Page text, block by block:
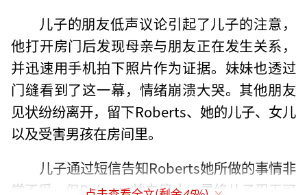
儿子的朋友低声议论引起了儿子的注意，
他打开房门后发现母亲与朋友正在发生关系，
并迅速用手机拍下照片作为证据。妹妹也透过
门缝看到了这一幕，情绪崩溃大哭。其他朋友
见状纷纷离开，留下Roberts、她的儿子、女儿
以及受害男孩在房间里。
儿子通过短信告知Roberts她所做的事情非
常不妥，但Roberts并未停止。最终儿子忍无可